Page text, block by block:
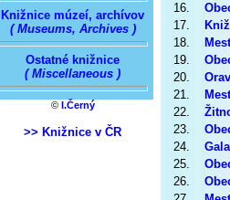
Knižnice múzeí, archívov
( Museums, Archives )
Ostatné knižnice
( Miscellaneous )
© I.Černý
>> Knižnice v ČR
16.
17.
18.
19.
20.
21.
22.
23.
24.
25.
26.